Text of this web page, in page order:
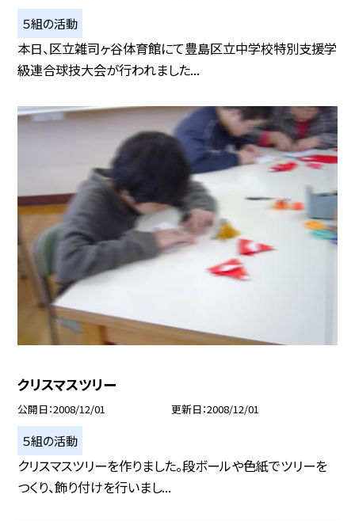
５組の活動
本日、区立雑司ヶ谷体育館にて豊島区立中学校特別支援学
級連合球技大会が行われました...
クリスマスツリー
公開日 2008/12/01 更新日 2008/12/01
５組の活動
クリスマスツリーを作りました。段ボールや色紙でツリーを
つくり、飾り付けを行いまし...